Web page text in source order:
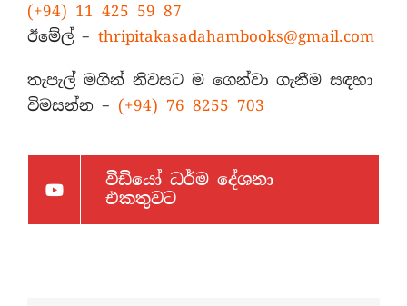
(+94) 11 425 59 87
ඊමේල් – thripitakasadahambooks@gmail.com
තැපැල් මගින් නිවසට ම ගෙන්වා ගැනීම සඳහා
විමසන්න – (+94) 76 8255 703
වීඩියෝ ධර්ම දේශනා
එකතුවට